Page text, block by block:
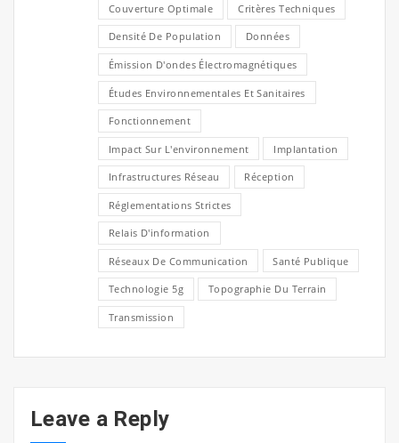
Couverture Optimale Critères Techniques
Densité De Population Données
Émission D'ondes Électromagnétiques
Études Environnementales Et Sanitaires
Fonctionnement
Impact Sur L'environnement Implantation
Infrastructures Réseau Réception
Réglementations Strictes
Relais D'information
Réseaux De Communication Santé Publique
Technologie 5g Topographie Du Terrain
Transmission
Leave a Reply